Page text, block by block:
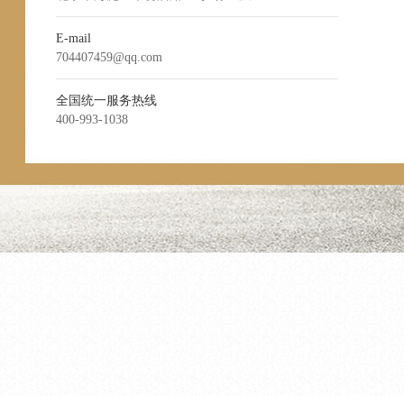
E-mail
704407459@qq.com
全国统一服务热线
400-993-1038